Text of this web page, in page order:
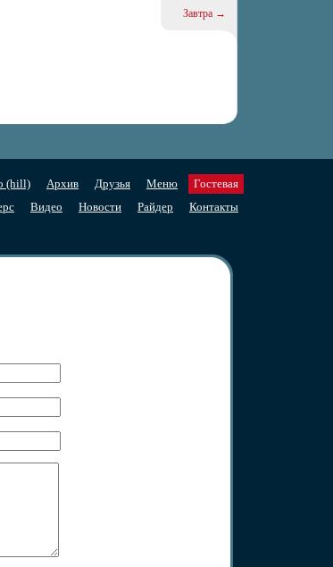
Завтра →
(hill) Архив Друзья Меню
Гостевая
Видео Новости Райдер Контакты